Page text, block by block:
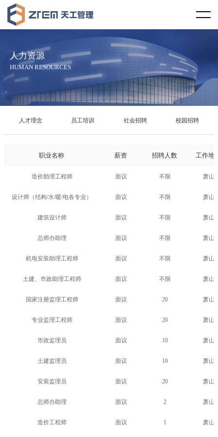
人力资源
HUMAN RESOURCES
人才理念 员工培训 社会招聘 校园招聘
职业名称 薪资 招聘人数 工作地
造价助理工程师 面议 不限 萧山
设计师（结构/水/暖/电各专业） 面议 不限 萧山
建筑设计师 面议 不限 萧山
总师办助理 面议 不限 萧山
机电安装助理工程师 面议 不限 萧山
土建、市政助理工程师 面议 不限 萧山
国家注册监理工程师 面议 20 萧山
专业监理工程师 面议 20 萧山
市政监理员 面议 10 萧山
土建监理员 面议 10 萧山
安装监理员 面议 20 萧山
总师办助理 面议 2 萧山
造价工程师 面议 1 萧山
天工视野
企业概况
企业资质
天工文化
企业宗旨
天工资讯
全过程咨询
专业技术委员会
社会招聘
校园招聘